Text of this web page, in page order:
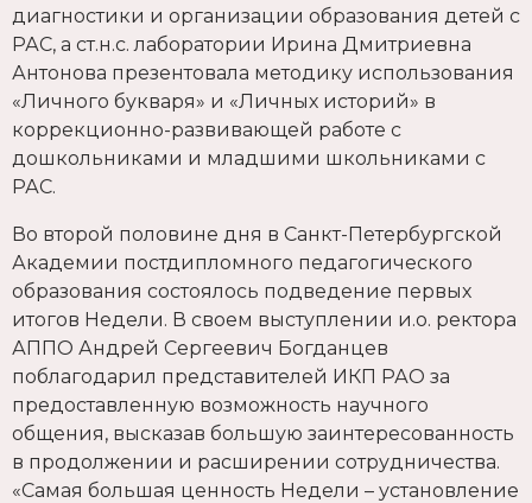
диагностики и организации образования детей с
РАС, а ст.н.с. лаборатории Ирина Дмитриевна
Антонова презентовала методику использования
«Личного букваря» и «Личных историй» в
коррекционно-развивающей работе с
дошкольниками и младшими школьниками с
РАС.
Во второй половине дня в Санкт-Петербургской
Академии постдипломного педагогического
образования состоялось подведение первых
итогов Недели. В своем выступлении и.о. ректора
АППО Андрей Сергеевич Богданцев
поблагодарил представителей ИКП РАО за
предоставленную возможность научного
общения, высказав большую заинтересованность
в продолжении и расширении сотрудничества.
«Самая большая ценность Недели – установление